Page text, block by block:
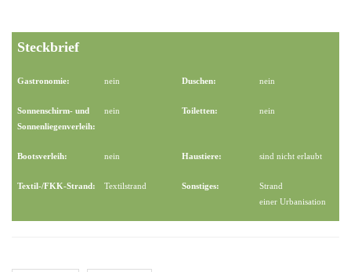
Steckbrief
Gastronomie: nein Duschen: nein
Sonnenschirm- und
Sonnenliegenverleih:
nein Toiletten: nein
Bootsverleih: nein Haustiere: sind nicht erlaubt
Textil-/FKK-Strand: Textilstrand Sonstiges:
Strand
einer Urbanisation